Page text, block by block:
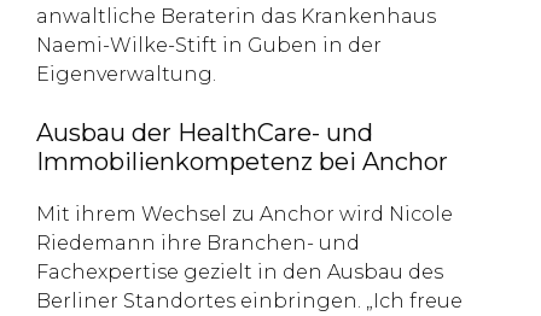
anwaltliche Beraterin das Krankenhaus
Naemi-Wilke-Stift in Guben in der
Eigenverwaltung.
Ausbau der HealthCare- und
Immobilienkompetenz bei Anchor
Mit ihrem Wechsel zu Anchor wird Nicole
Riedemann ihre Branchen- und
Fachexpertise gezielt in den Ausbau des
Berliner Standortes einbringen. „Ich freue